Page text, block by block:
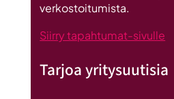
verkostoitumista.
Siirry tapahtumat-sivulle
Tarjoa yritysuutisia